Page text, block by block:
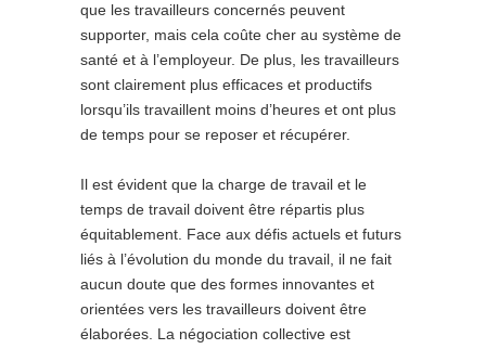
que les travailleurs concernés peuvent
supporter, mais cela coûte cher au système de
santé et à l’employeur. De plus, les travailleurs
sont clairement plus efficaces et productifs
lorsqu’ils travaillent moins d’heures et ont plus
de temps pour se reposer et récupérer.
Il est évident que la charge de travail et le
temps de travail doivent être répartis plus
équitablement. Face aux défis actuels et futurs
liés à l’évolution du monde du travail, il ne fait
aucun doute que des formes innovantes et
orientées vers les travailleurs doivent être
élaborées. La négociation collective est